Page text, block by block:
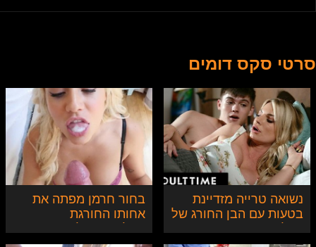
סרטי סקס דומים
נשואה טרייה מזדיינת
בטעות עם הבן החורג של
בחור חרמן מפתה את
אחותו החורגת